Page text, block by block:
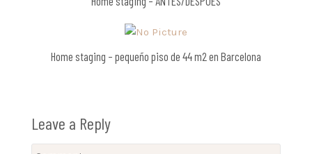
Home staging – pequeño piso de 44 m2 en Barcelona
Leave a Reply